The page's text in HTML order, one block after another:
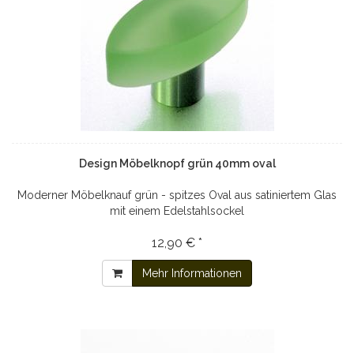
Design Möbelknopf grün 40mm oval
Moderner Möbelknauf grün - spitzes Oval aus satiniertem Glas
mit einem Edelstahlsockel
12,90 € *
Mehr Informationen